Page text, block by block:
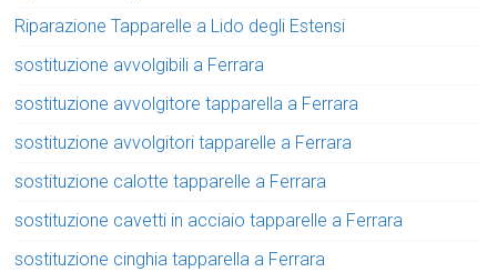
Riparazione Tapparelle a Lido degli Estensi
sostituzione avvolgibili a Ferrara
sostituzione avvolgitore tapparella a Ferrara
sostituzione avvolgitori tapparelle a Ferrara
sostituzione calotte tapparelle a Ferrara
sostituzione cavetti in acciaio tapparelle a Ferrara
sostituzione cinghia tapparella a Ferrara